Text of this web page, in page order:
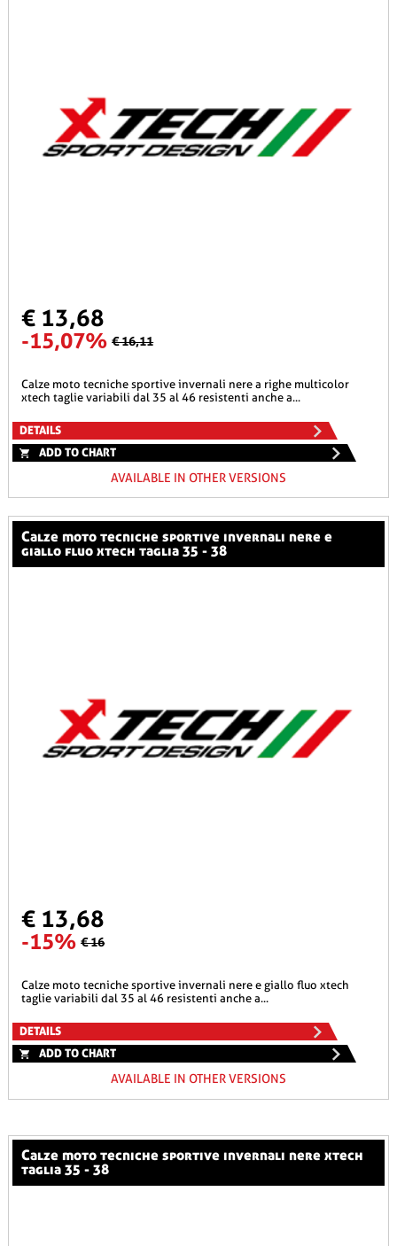
€ 13,68
-15,07% € 16,11
calze moto tecniche sportive invernali nere a righe multicolor
xtech taglie variabili dal 35 al 46 resistenti anche a...
DETAILS
ADD TO CHART
AVAILABLE IN OTHER VERSIONS
calze moto tecniche sportive invernali nere e
giallo fluo xtech taglia 35 - 38
€ 13,68
-15% € 16
calze moto tecniche sportive invernali nere e giallo fluo xtech
taglie variabili dal 35 al 46 resistenti anche a...
DETAILS
ADD TO CHART
AVAILABLE IN OTHER VERSIONS
calze moto tecniche sportive invernali nere xtech
taglia 35 - 38